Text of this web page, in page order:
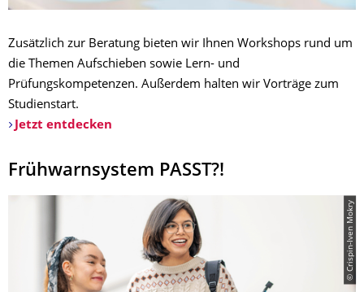
Zusätzlich zur Beratung bieten wir Ihnen Workshops rund um
die Themen Aufschieben sowie Lern- und
Prüfungskompetenzen. Außerdem halten wir Vorträge zum
Studienstart.
Jetzt entdecken
Frühwarnsystem PASST?!
© Crispin-Iven Mokry